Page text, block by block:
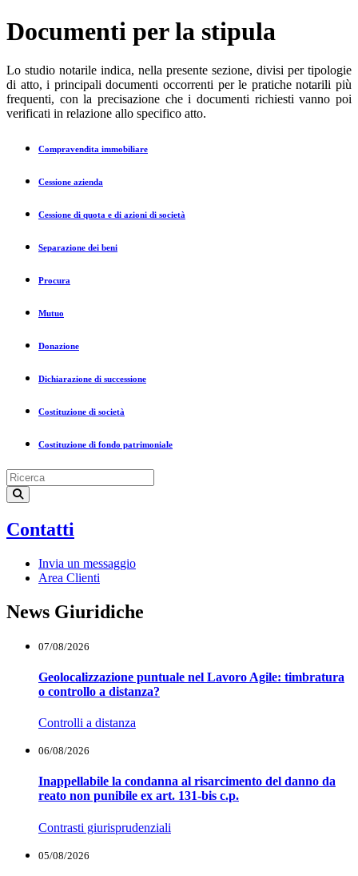
Documenti per la stipula
Lo studio notarile indica, nella presente sezione, divisi per tipologie
di atto, i principali documenti occorrenti per le pratiche notarili più
frequenti, con la precisazione che i documenti richiesti vanno poi
verificati in relazione allo specifico atto.
Compravendita immobiliare
Cessione azienda
Cessione di quota e di azioni di società
Separazione dei beni
Procura
Mutuo
Donazione
Dichiarazione di successione
Costituzione di società
Costituzione di fondo patrimoniale
Contatti
Invia un messaggio
Area Clienti
News Giuridiche
07/08/2026
Geolocalizzazione puntuale nel Lavoro Agile: timbratura
o controllo a distanza?
Controlli a distanza
06/08/2026
Inappellabile la condanna al risarcimento del danno da
reato non punibile ex art. 131-bis c.p.
Contrasti giurisprudenziali
05/08/2026